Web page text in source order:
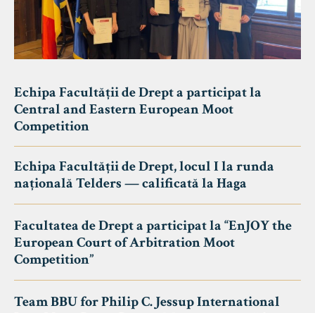
Echipa Facultății de Drept a participat la
Central and Eastern European Moot
Competition
Echipa Facultății de Drept, locul I la runda
națională Telders — calificată la Haga
Facultatea de Drept a participat la “EnJOY the
European Court of Arbitration Moot
Competition”
Team BBU for Philip C. Jessup International